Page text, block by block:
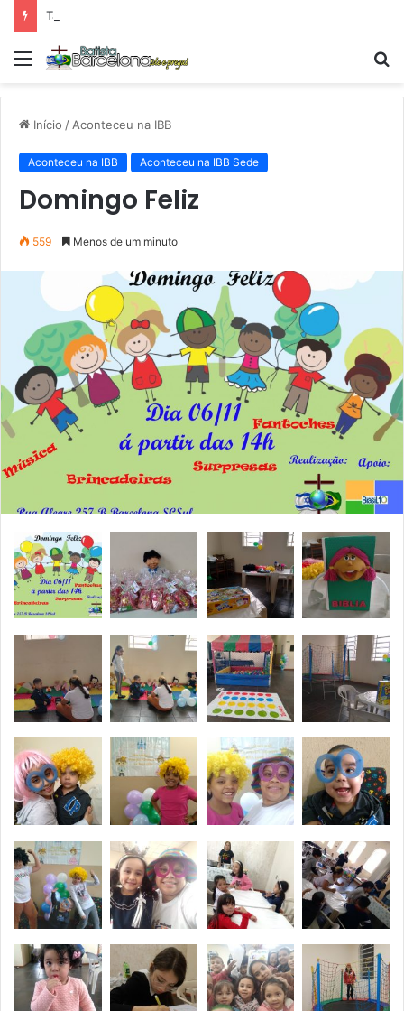
Tarde Animada – Luz do Mundo
Menu
Início / Aconteceu na IBB
Aconteceu na IBB Aconteceu na IBB Sede
Domingo Feliz
559 Menos de um minuto